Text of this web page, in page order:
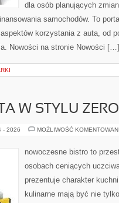
dla osób planujących
samochodów. To
korzystania z auta, od
Nowości na stronie Nowości […]
W STYLU
- 2026 MOŻLIWOŚĆ
nowoczesne bistro to
osobach ceniących
prezentuje charakter
kulinarne mają być nie